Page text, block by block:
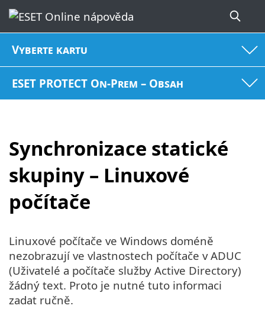
Vyberte kartu
ESET PROTECT On-Prem – Obsah
Synchronizace statické
skupiny – Linuxové
počítače
Linuxové počítače ve Windows doméně
nezobrazují ve vlastnostech počítače v ADUC
(Uživatelé a počítače služby Active Directory)
žádný text. Proto je nutné tuto informaci
zadat ručně.